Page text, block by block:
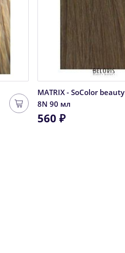
MATRIX - SoColor beauty
8N 90 мл
560 ₽